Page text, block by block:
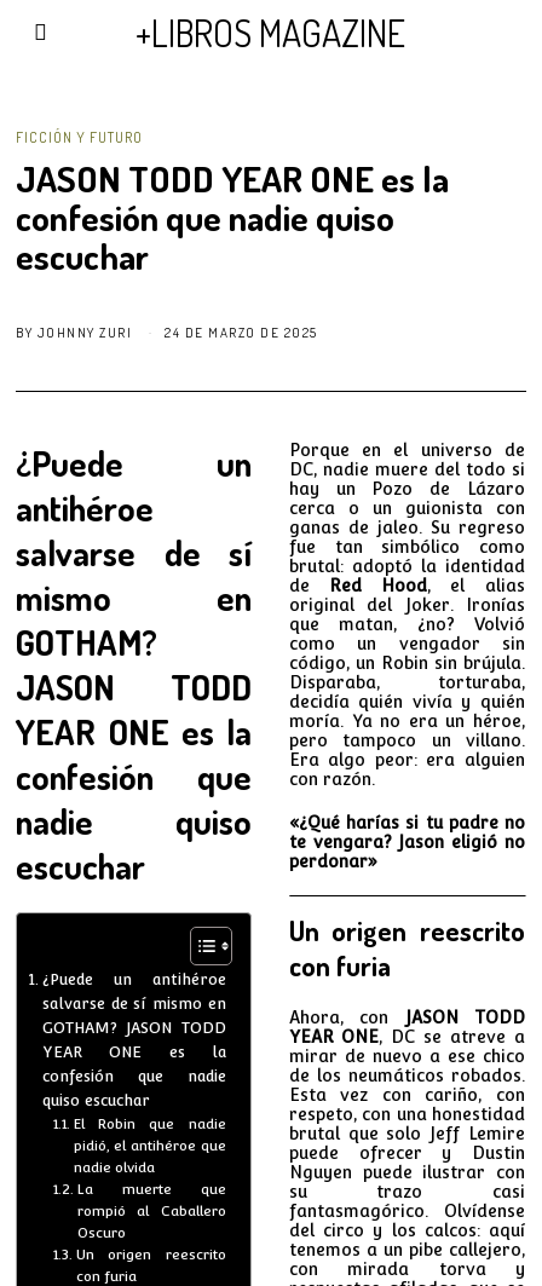
+LIBROS MAGAZINE
FICCIÓN Y FUTURO
JASON TODD YEAR ONE es la
confesión que nadie quiso
escuchar
BY JOHNNY ZURI 24 DE MARZO DE 2025
¿Puede un
antihéroe
salvarse de sí
mismo en
GOTHAM?
JASON TODD
YEAR ONE es la
confesión que
nadie quiso
escuchar
¿Puede un antihéroe
salvarse de sí mismo en
GOTHAM? JASON TODD
YEAR ONE es la
confesión que nadie
quiso escuchar
El Robin que nadie
pidió, el antihéroe que
nadie olvida
La muerte que
rompió al Caballero
Oscuro
Un origen reescrito
con furia
Porque en el universo de
DC, nadie muere del todo si
hay un Pozo de Lázaro
cerca o un guionista con
ganas de jaleo. Su regreso
fue tan simbólico como
brutal: adoptó la identidad
de
Red Hood, el alias
original del Joker. Ironías
que matan, ¿no? Volvió
como un vengador sin
código, un Robin sin brújula.
Disparaba, torturaba,
decidía quién vivía y quién
moría. Ya no era un héroe,
pero tampoco un villano.
Era algo peor: era alguien
con razón.
«¿Qué harías si tu padre no
te vengara? Jason eligió no
perdonar»
Un origen reescrito
con furia
Ahora, con
JASON TODD
YEAR ONE, DC se atreve a
mirar de nuevo a ese chico
de los neumáticos robados.
Esta vez con cariño, con
respeto, con una honestidad
brutal que solo Jeff Lemire
puede ofrecer y Dustin
Nguyen puede ilustrar con
su trazo casi
fantasmagórico. Olvídense
del circo y los calcos: aquí
tenemos a un pibe callejero,
con mirada torva y